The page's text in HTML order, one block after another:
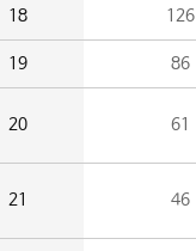
18 126
19 86
20 61
21 46